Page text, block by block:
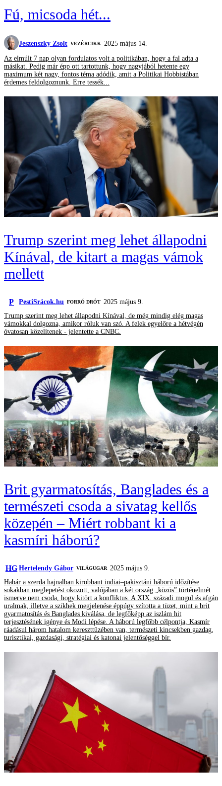
Fú, micsoda hét...
Jeszenszky Zsolt VEZÉRCIKK 2025 május 14.
Az elmúlt 7 nap olyan fordulatos volt a politikában, hogy a fal adta a
másikat. Pedig már épp ott tartottunk, hogy nagyjából hetente egy
maximum két nagy, fontos téma adódik, amit a Politikai Hobbistában
érdemes feldolgoznunk. Erre tessék...
Trump szerint meg lehet állapodni
Kínával, de kitart a magas vámok
mellett
P PestiSrácok.hu FORRÓ DRÓT 2025 május 9.
Trump szerint meg lehet állapodni Kínával, de még mindig elég magas
vámokkal dolgozna, amikor róluk van szó. A felek egyelőre a hétvégén
óvatosan közelítenek - jelentette a CNBC.
Brit gyarmatosítás, Banglades és a
természeti csoda a sivatag kellős
közepén – Miért robbant ki a
kasmíri háború?
HG Hertelendy Gábor VILÁGUGAR 2025 május 9.
Habár a szerda hajnalban kirobbant indiai–pakisztáni háború időzítése
sokakban meglepetést okozott, valójában a két ország „közös” történelmét
ismerve nem csoda, hogy kitört a konfliktus. A XIX. századi mogul és afgán
uralmak, illetve a szikhek megjelenése éppúgy szította a tüzet, mint a brit
gyarmatosítás és Banglades kiválása, de legfőképp az iszlám hit
terjesztésének igénye és Modi lépése. A háború legfőbb célpontja, Kasmír
ráadásul három hatalom kereszttüzében van, természeti kincsekben gazdag,
turisztikai, gazdasági, stratégiai és katonai jelentőséggel bír.